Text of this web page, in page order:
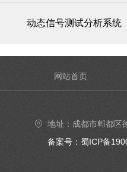
动态信号测试分析系统
网站首页
地址：成都市郫都区
街6号4楼402号室
备案号：蜀ICP备